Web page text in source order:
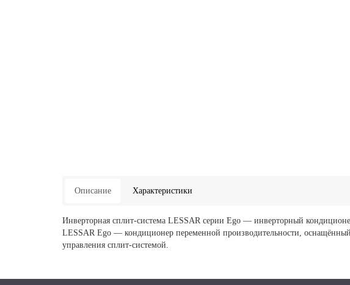
Описание Характеристики
Инверторная сплит-система LESSAR серии Ego — инверторный
LESSAR Ego — кондиционер переменной производительности,
управления сплит-системой.